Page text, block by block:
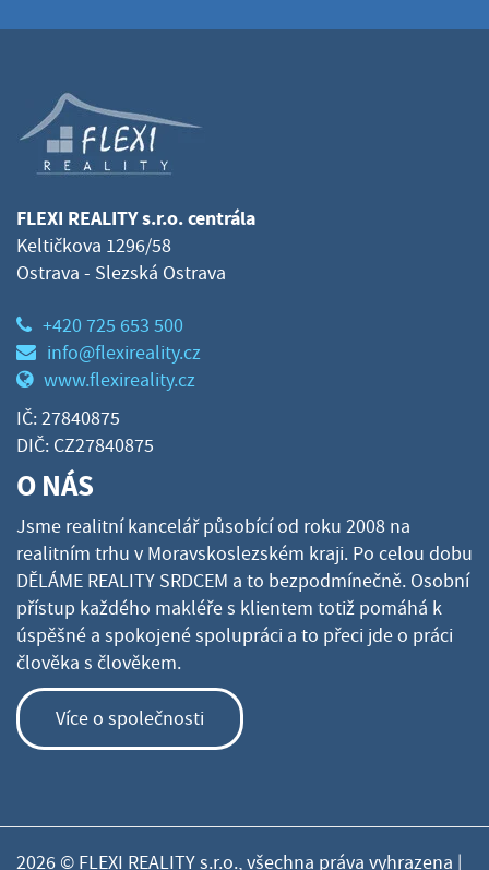
FLEXI REALITY s.r.o. centrála
Keltičkova 1296/58
Ostrava - Slezská Ostrava
+420 725 653 500
info@flexireality.cz
www.flexireality.cz
IČ: 27840875
DIČ: CZ27840875
O NÁS
Jsme realitní kancelář působící od roku 2008 na
realitním trhu v Moravskoslezském kraji. Po celou dobu
DĚLÁME REALITY SRDCEM a to bezpodmínečně. Osobní
přístup každého makléře s klientem totiž pomáhá k
úspěšné a spokojené spolupráci a to přeci jde o práci
člověka s člověkem.
Více o společnosti
2026 © FLEXI REALITY s.r.o., všechna práva vyhrazena |